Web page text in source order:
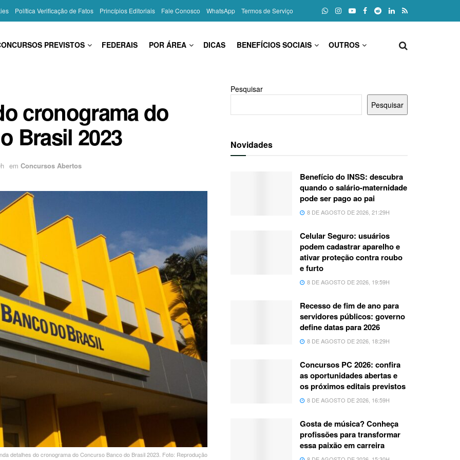
Política Verificação de Fatos Princípios Editoriais Fale Conosco WhatsApp Termos de Serviço
PREVISTOS FEDERAIS POR ÁREA DICAS BENEFÍCIOS SOCIAIS OUTROS
cronograma do
Brasil 2023
em Concursos Abertos
detalhes do cronograma do Concurso Banco do Brasil 2023. Foto: Reprodução
Pesquisar
Pesquisar
Novidades
Benefício do INSS: descubra
quando o salário-maternidade
pode ser pago ao pai
8 DE AGOSTO DE 2026, 21:29H
Celular Seguro: usuários
podem cadastrar aparelho e
ativar proteção contra roubo
e furto
8 DE AGOSTO DE 2026, 19:59H
Recesso de fim de ano para
servidores públicos: governo
define datas para 2026
8 DE AGOSTO DE 2026, 18:29H
Concursos PC 2026: confira
as oportunidades abertas e
os próximos editais previstos
8 DE AGOSTO DE 2026, 16:59H
Gosta de música? Conheça
profissões para transformar
essa paixão em carreira